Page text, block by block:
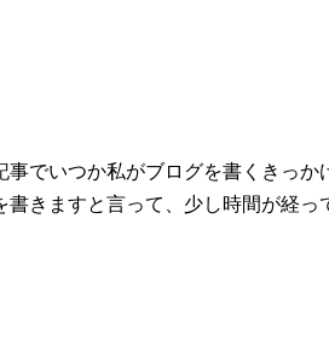
事でいつか私がブログを書くきっか
書きますと言って、少し時間が経っ